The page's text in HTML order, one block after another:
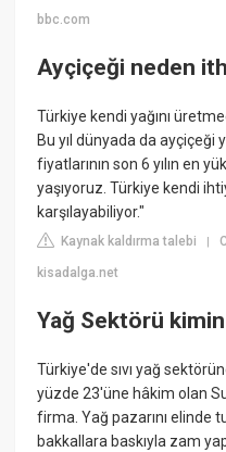
bbc.com
Ayçiçeği neden
Türkiye kendi yağını
Bu yıl dünyada da ayçiçeği
fiyatlarının son 6 yılın en
yaşıyoruz. Türkiye kendi
karşılayabiliyor."
Kaynak kaldırma talebi |
kisadalga.net
Yağ Sektörü
Türkiye'de sıvı yağ
yüzde 23'üne hâkim olan
firma. Yağ pazarını elinde
bakkallara baskıyla zam